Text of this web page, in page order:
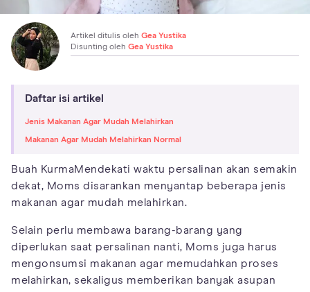
Artikel ditulis oleh Gea Yustika
Disunting oleh Gea Yustika
Daftar isi artikel
Jenis Makanan Agar Mudah Melahirkan
Makanan Agar Mudah Melahirkan Normal
Buah KurmaMendekati waktu persalinan akan semakin
dekat, Moms disarankan menyantap beberapa jenis
makanan agar mudah melahirkan.
Selain perlu membawa barang-barang yang
diperlukan saat persalinan nanti, Moms juga harus
mengonsumsi makanan agar memudahkan proses
melahirkan, sekaligus memberikan banyak asupan